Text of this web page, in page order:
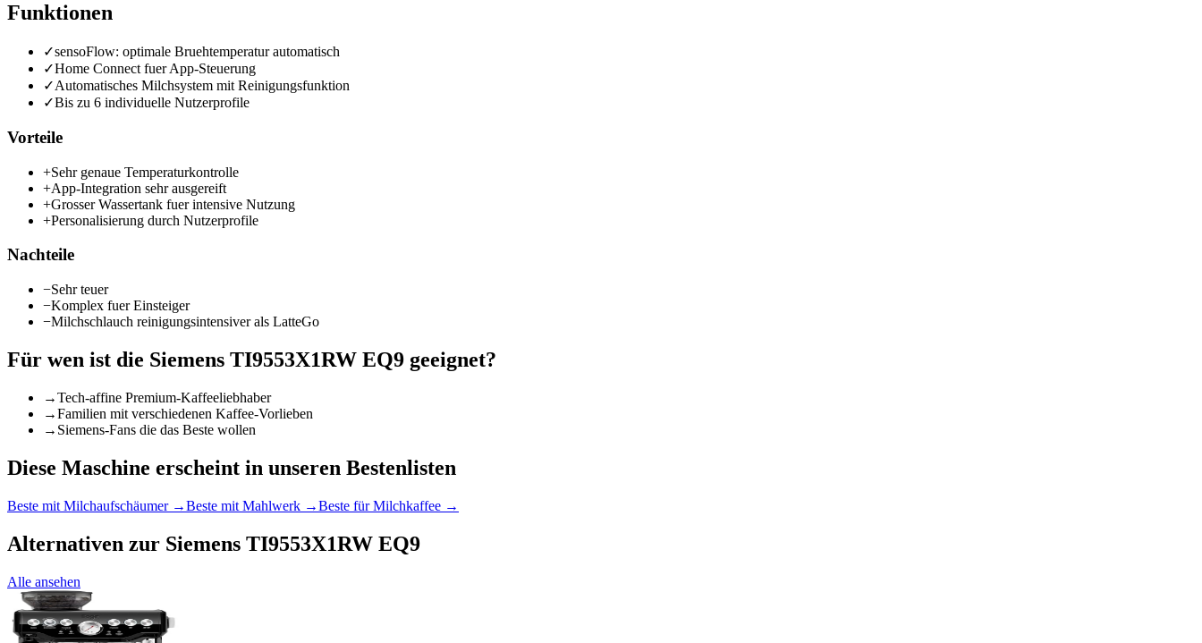
Funktionen
✓sensoFlow: optimale Bruehtemperatur automatisch
✓Home Connect fuer App-Steuerung
✓Automatisches Milchsystem mit Reinigungsfunktion
✓Bis zu 6 individuelle Nutzerprofile
Vorteile
+Sehr genaue Temperaturkontrolle
+App-Integration sehr ausgereift
+Grosser Wassertank fuer intensive Nutzung
+Personalisierung durch Nutzerprofile
Nachteile
−Sehr teuer
−Komplex fuer Einsteiger
−Milchschlauch reinigungsintensiver als LatteGo
Für wen ist die Siemens TI9553X1RW EQ9 geeignet?
→Tech-affine Premium-Kaffeeliebhaber
→Familien mit verschiedenen Kaffee-Vorlieben
→ Siemens-Fans die das Beste wollen
Diese Maschine erscheint in unseren Bestenlisten
Beste mit Milchaufschäumer→Beste mit Mahlwerk →Beste für Milchkaffee →
Alternativen zur Siemens TI9553X1RW EQ9
Alle ansehen